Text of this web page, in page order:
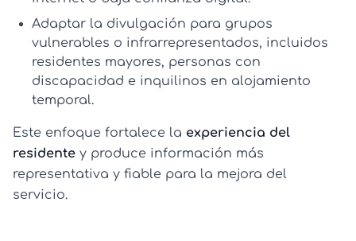
Adaptar la divulgación para grupos
vulnerables o infrarrepresentados, incluidos
residentes mayores, personas con
discapacidad e inquilinos en alojamiento
temporal.
Este enfoque fortalece la experiencia del
residente y produce información más
representativa y fiable para la mejora del
servicio.